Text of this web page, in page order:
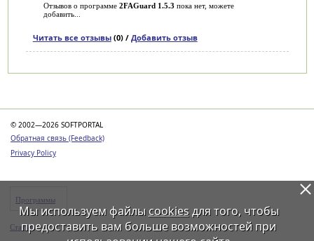
Отзывов о программе 2FAGuard 1.5.3 пока нет, можете
добавить...
Читать все отзывы(0) / Добавить отзыв
© 2002—2026 SOFTPORTAL
Обратная связь (Feedback)
Privacy Policy
Программы
Статьи
Мы используем файлы cookiesдля того, чтобы
предоставить вам больше возможностей при